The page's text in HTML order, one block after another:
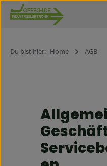
Zum Hauptinhalt springen
Du bist hier: Home AGB